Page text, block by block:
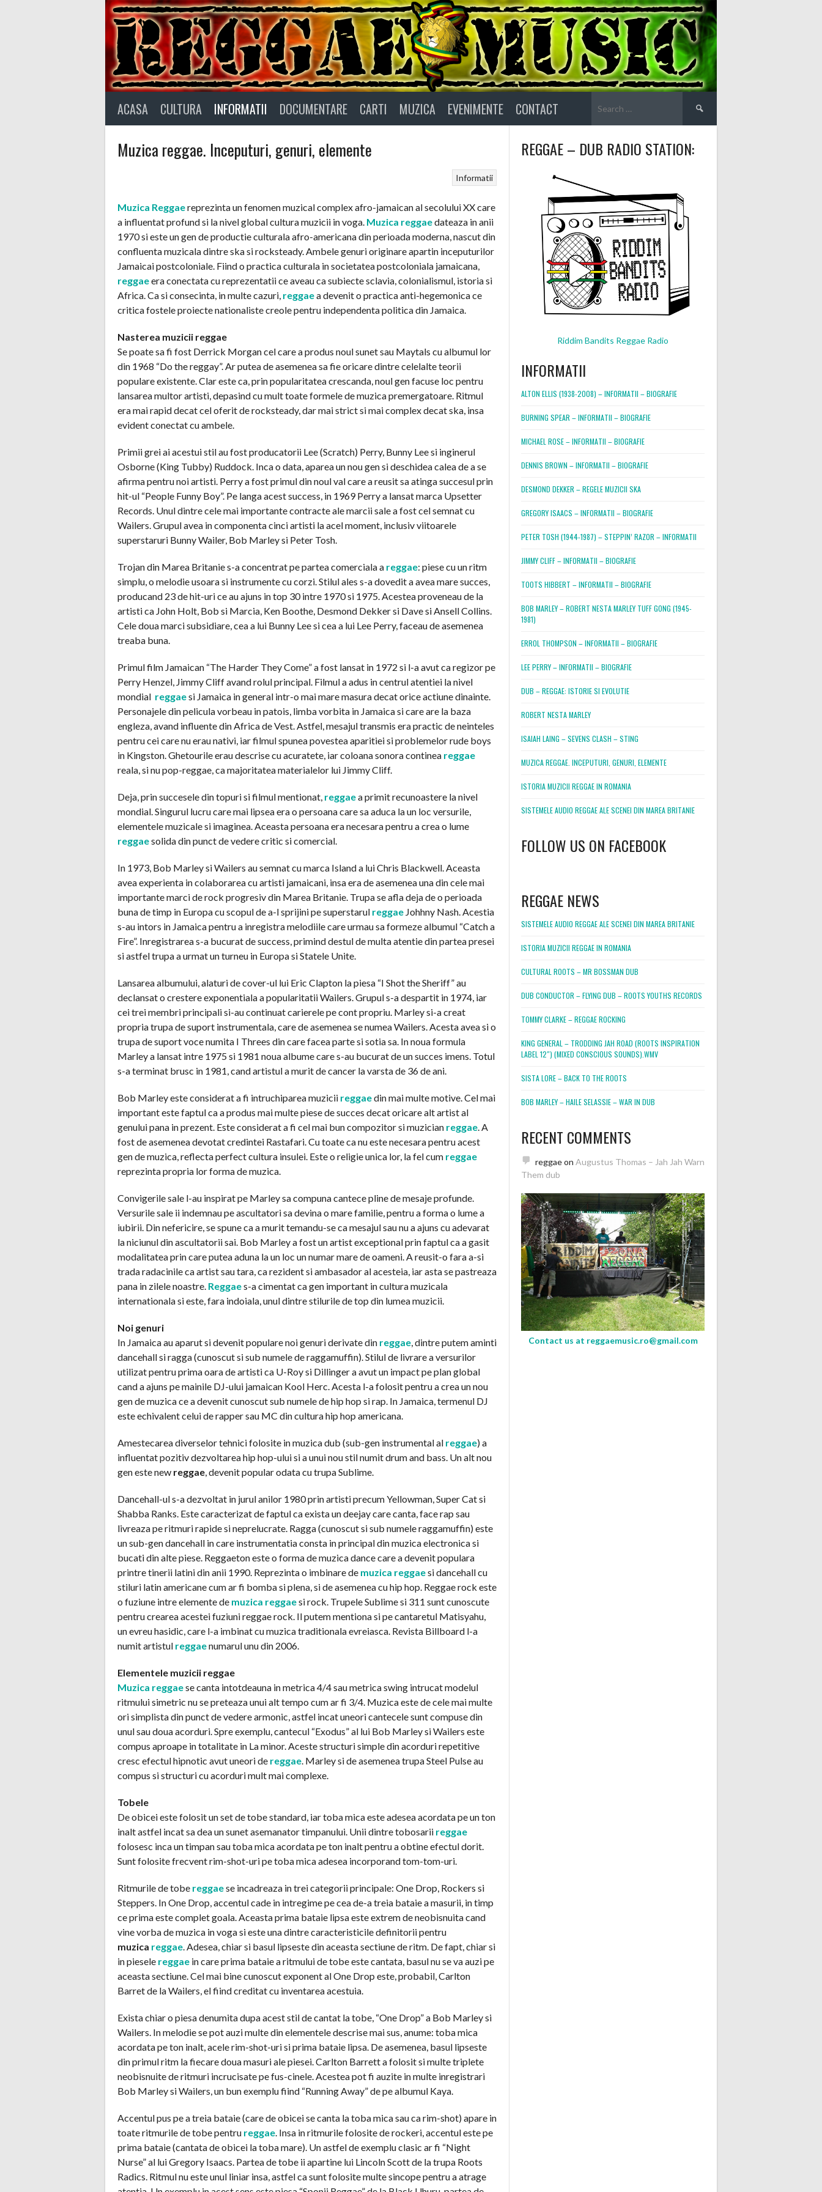
ACASA CULTURA INFORMATII DOCUMENTARE CARTI MUZICA EVENIMENTE CONTACT
for:
Muzica reggae. Inceputuri, genuri, elemente
Informatii
Muzica Reggaereprezinta un fenomen muzical complex afro-jamaican al secolului XX care
a influentat profund si la nivel global cultura muzicii in voga. Muzica reggaedateaza in anii
1970 si este un gen de productie culturala afro-americana din perioada moderna, nascut din
confluenta muzicala dintre ska si rocksteady. Ambele genuri originare apartin inceputurilor
Jamaicai postcoloniale. Fiind o practica culturala in societatea postcoloniala jamaicana,
reggaeera conectata cu reprezentatii ce aveau ca subiecte sclavia, colonialismul, istoria si
Africa. Ca si consecinta, in multe cazuri, reggaea devenit o practica anti-hegemonica ce
critica fostele proiecte nationaliste creole pentru independenta politica din Jamaica.
Nasterea muzicii reggae
Se poate sa fi fost Derrick Morgan cel care a produs noul sunet sau Maytals cu albumul lor
din 1968 “Do the reggay”. Ar putea de asemenea sa fie oricare dintre celelalte teorii
populare existente. Clar este ca, prin popularitatea crescanda, noul gen facuse loc pentru
lansarea multor artisti, depasind cu mult toate formele de muzica premergatoare. Ritmul
era mai rapid decat cel oferit de rocksteady, dar mai strict si mai complex decat ska, insa
evident conectat cu ambele.
Primii grei ai acestui stil au fost producatorii Lee (Scratch) Perry, Bunny Lee si inginerul
Osborne (King Tubby) Ruddock. Inca o data, aparea un nou gen si deschidea calea de a se
afirma pentru noi artisti. Perry a fost primul din noul val care a reusit sa atinga succesul prin
hit-ul “People Funny Boy”. Pe langa acest success, in 1969 Perry a lansat marca Upsetter
Records. Unul dintre cele mai importante contracte ale marcii sale a fost cel semnat cu
Wailers. Grupul avea in componenta cinci artisti la acel moment, inclusiv viitoarele
superstaruri Bunny Wailer, Bob Marley si Peter Tosh.
Trojan din Marea Britanie s-a concentrat pe partea comerciala a reggae: piese cu un ritm
simplu, o melodie usoara si instrumente cu corzi. Stilul ales s-a dovedit a avea mare succes,
producand 23 de hit-uri ce au ajuns in top 30 intre 1970 si 1975. Acestea proveneau de la
artisti ca John Holt, Bob si Marcia, Ken Boothe, Desmond Dekker si Dave si Ansell Collins.
Cele doua marci subsidiare, cea a lui Bunny Lee si cea a lui Lee Perry, faceau de asemenea
treaba buna.
Primul film Jamaican “The Harder They Come” a fost lansat in 1972 si l-a avut ca regizor pe
Perry Henzel, Jimmy Cliff avand rolul principal. Filmul a adus in centrul atentiei la nivel
mondial reggaesi Jamaica in general intr-o mai mare masura decat orice actiune dinainte.
Personajele din pelicula vorbeau in patois, limba vorbita in Jamaica si care are la baza
engleza, avand influente din Africa de Vest. Astfel, mesajul transmis era practic de neinteles
pentru cei care nu erau nativi, iar filmul spunea povestea aparitiei si problemelor rude boys
in Kingston. Ghetourile erau descrise cu acuratete, iar coloana sonora continea reggae
reala, si nu pop-reggae, ca majoritatea materialelor lui Jimmy Cliff.
Deja, prin succesele din topuri si filmul mentionat, reggaea primit recunoastere la nivel
mondial. Singurul lucru care mai lipsea era o persoana care sa aduca la un loc versurile,
elementele muzicale si imaginea. Aceasta persoana era necesara pentru a crea o lume
reggaesolida din punct de vedere critic si comercial.
In 1973, Bob Marley si Wailers au semnat cu marca Island a lui Chris Blackwell. Aceasta
avea experienta in colaborarea cu artisti jamaicani, insa era de asemenea una din cele mai
importante marci de rock progresiv din Marea Britanie. Trupa se afla deja de o perioada
buna de timp in Europa cu scopul de a-l sprijini pe superstarul reggae Johhny Nash. Acestia
s-au intors in Jamaica pentru a inregistra melodiile care urmau sa formeze albumul “Catch a
Fire”. Inregistrarea s-a bucurat de success, primind destul de multa atentie din partea presei
si astfel trupa a urmat un turneu in Europa si Statele Unite.
Lansarea albumului, alaturi de cover-ul lui Eric Clapton la piesa “I Shot the Sheriff” au
declansat o crestere exponentiala a popularitatii Wailers. Grupul s-a despartit in 1974, iar
cei trei membri principali si-au continuat carierele pe cont propriu. Marley si-a creat
propria trupa de suport instrumentala, care de asemenea se numea Wailers. Acesta avea si o
trupa de suport voce numita I Threes din care facea parte si sotia sa. In noua formula
Marley a lansat intre 1975 si 1981 noua albume care s-au bucurat de un succes imens. Totul
s-a terminat brusc in 1981, cand artistul a murit de cancer la varsta de 36 de ani.
Bob Marley este considerat a fi intruchiparea muzicii reggaedin mai multe motive. Cel mai
important este faptul ca a produs mai multe piese de succes decat oricare alt artist al
genului pana in prezent. Este considerat a fi cel mai bun compozitor si muzician reggae . A
fost de asemenea devotat credintei Rastafari. Cu toate ca nu este necesara pentru acest
gen de muzica, reflecta perfect cultura insulei. Este o religie unica lor, la fel cum reggae
reprezinta propria lor forma de muzica.
Convigerile sale l-au inspirat pe Marley sa compuna cantece pline de mesaje profunde.
Versurile sale ii indemnau pe ascultatori sa devina o mare familie, pentru a forma o lume a
iubirii. Din nefericire, se spune ca a murit temandu-se ca mesajul sau nu a ajuns cu adevarat
la niciunul din ascultatorii sai. Bob Marley a fost un artist exceptional prin faptul ca a gasit
modalitatea prin care putea aduna la un loc un numar mare de oameni. A reusit-o fara a-si
trada radacinile ca artist sau tara, ca rezident si ambasador al acesteia, iar asta se pastreaza
pana in zilele noastre. Reggaes-a cimentat ca gen important in cultura muzicala
internationala si este, fara indoiala, unul dintre stilurile de top din lumea muzicii.
Noi genuri
In Jamaica au aparut si devenit populare noi genuri derivate din reggae , dintre putem aminti
dancehall si ragga (cunoscut si sub numele de raggamuffin). Stilul de livrare a versurilor
utilizat pentru prima oara de artisti ca U-Roy si Dillinger a avut un impact pe plan global
cand a ajuns pe mainile DJ-ului jamaican Kool Herc. Acesta l-a folosit pentru a crea un nou
gen de muzica ce a devenit cunoscut sub numele de hip hop si rap. In Jamaica, termenul DJ
este echivalent celui de rapper sau MC din cultura hip hop americana.
Amestecarea diverselor tehnici folosite in muzica dub (sub-gen instrumental al reggae) a
influentat pozitiv dezvoltarea hip hop-ului si a unui nou stil numit drum and bass. Un alt nou
gen este new reggae , devenit popular odata cu trupa Sublime.
Dancehall-ul s-a dezvoltat in jurul anilor 1980 prin artisti precum Yellowman, Super Cat si
Shabba Ranks. Este caracterizat de faptul ca exista un deejay care canta, face rap sau
livreaza pe ritmuri rapide si neprelucrate. Ragga (cunoscut si sub numele raggamuffin) este
un sub-gen dancehall in care instrumentatia consta in principal din muzica electronica si
bucati din alte piese. Reggaeton este o forma de muzica dance care a devenit populara
printre tinerii latini din anii 1990. Reprezinta o imbinare de muzica reggaesi dancehall cu
stiluri latin americane cum ar fi bomba si plena, si de asemenea cu hip hop. Reggae rock este
o fuziune intre elemente de muzica reggaesi rock. Trupele Sublime si 311 sunt cunoscute
pentru crearea acestei fuziuni reggae rock. Il putem mentiona si pe cantaretul Matisyahu,
un evreu hasidic, care l-a imbinat cu muzica traditionala evreiasca. Revista Billboard l-a
numit artistul reggaenumarul unu din 2006.
Elementele muzicii reggae
Muzica reggaese canta intotdeauna in metrica 4/4 sau metrica swing intrucat modelul
ritmului simetric nu se preteaza unui alt tempo cum ar fi 3/4. Muzica este de cele mai multe
ori simplista din punct de vedere armonic, astfel incat uneori cantecele sunt compuse din
unul sau doua acorduri. Spre exemplu, cantecul “Exodus” al lui Bob Marley si Wailers este
compus aproape in totalitate in La minor. Aceste structuri simple din acorduri repetitive
cresc efectul hipnotic avut uneori de reggae . Marley si de asemenea trupa Steel Pulse au
compus si structuri cu acorduri mult mai complexe.
Tobele
De obicei este folosit un set de tobe standard, iar toba mica este adesea acordata pe un ton
inalt astfel incat sa dea un sunet asemanator timpanului. Unii dintre tobosarii reggae
folosesc inca un timpan sau toba mica acordata pe ton inalt pentru a obtine efectul dorit.
Sunt folosite frecvent rim-shot-uri pe toba mica adesea incorporand tom-tom-uri.
Ritmurile de tobe reggaese incadreaza in trei categorii principale: One Drop, Rockers si
Steppers. In One Drop, accentul cade in intregime pe cea de-a treia bataie a masurii, in timp
ce prima este complet goala. Aceasta prima bataie lipsa este extrem de neobisnuita cand
vine vorba de muzica in voga si este una dintre caracteristicile definitorii pentru
muzica reggae . Adesea, chiar si basul lipseste din aceasta sectiune de ritm. De fapt, chiar si
in piesele reggae in care prima bataie a ritmului de tobe este cantata, basul nu se va auzi pe
aceasta sectiune. Cel mai bine cunoscut exponent al One Drop este, probabil, Carlton
Barret de la Wailers, el fiind creditat cu inventarea acestuia.
Exista chiar o piesa denumita dupa acest stil de cantat la tobe, “One Drop” a Bob Marley si
Wailers. In melodie se pot auzi multe din elementele descrise mai sus, anume: toba mica
acordata pe ton inalt, acele rim-shot-uri si prima bataie lipsa. De asemenea, basul lipseste
din primul ritm la fiecare doua masuri ale piesei. Carlton Barrett a folosit si multe triplete
neobisnuite de ritmuri incrucisate pe fus-cinele. Acestea pot fi auzite in multe inregistrari
Bob Marley si Wailers, un bun exemplu fiind “Running Away” de pe albumul Kaya.
Accentul pus pe a treia bataie (care de obicei se canta la toba mica sau ca rim-shot) apare in
toate ritmurile de tobe pentru reggae . Insa in ritmurile folosite de rockeri, accentul este pe
prima bataie (cantata de obicei la toba mare). Un astfel de exemplu clasic ar fi “Night
Nurse” al lui Gregory Isaacs. Partea de tobe ii apartine lui Lincoln Scott de la trupa Roots
Radics. Ritmul nu este unul liniar insa, astfel ca sunt folosite multe sincope pentru a atrage
REGGAE – DUB RADIO STATION:
Riddim Bandits Reggae Radio
INFORMATII
ALTON ELLIS (1938-2008) – INFORMATII – BIOGRAFIE
BURNING SPEAR – INFORMATII – BIOGRAFIE
MICHAEL ROSE – INFORMATII – BIOGRAFIE
DENNIS BROWN – INFORMATII – BIOGRAFIE
DESMOND DEKKER – REGELE MUZICII SKA
GREGORY ISAACS – INFORMATII – BIOGRAFIE
PETER TOSH (1944-1987) – STEPPIN’ RAZOR – INFORMATII
JIMMY CLIFF – INFORMATII – BIOGRAFIE
TOOTS HIBBERT – INFORMATII – BIOGRAFIE
BOB MARLEY – ROBERT NESTA MARLEY TUFF GONG (1945-
1981)
ERROL THOMPSON – INFORMATII – BIOGRAFIE
LEE PERRY – INFORMATII – BIOGRAFIE
DUB – REGGAE: ISTORIE SI EVOLUTIE
ROBERT NESTA MARLEY
ISAIAH LAING – SEVENS CLASH – STING
MUZICA REGGAE. INCEPUTURI, GENURI, ELEMENTE
ISTORIA MUZICII REGGAE IN ROMANIA
SISTEMELE AUDIO REGGAE ALE SCENEI DIN MAREA BRITANIE
FOLLOW US ON FACEBOOK
REGGAE NEWS
SISTEMELE AUDIO REGGAE ALE SCENEI DIN MAREA BRITANIE
ISTORIA MUZICII REGGAE IN ROMANIA
CULTURAL ROOTS – MR BOSSMAN DUB
DUB CONDUCTOR – FLYING DUB – ROOTS YOUTHS RECORDS
TOMMY CLARKE – REGGAE ROCKING
KING GENERAL – TRODDING JAH ROAD (ROOTS INSPIRATION
LABEL 12″) (MIXED CONSCIOUS SOUNDS).WMV
SISTA LORE – BACK TO THE ROOTS
BOB MARLEY – HAILE SELASSIE – WAR IN DUB
RECENT COMMENTS
reggaeon Augustus Thomas – Jah Jah Warn
Them dub
Contact us at reggaemusic.ro@gmail.com